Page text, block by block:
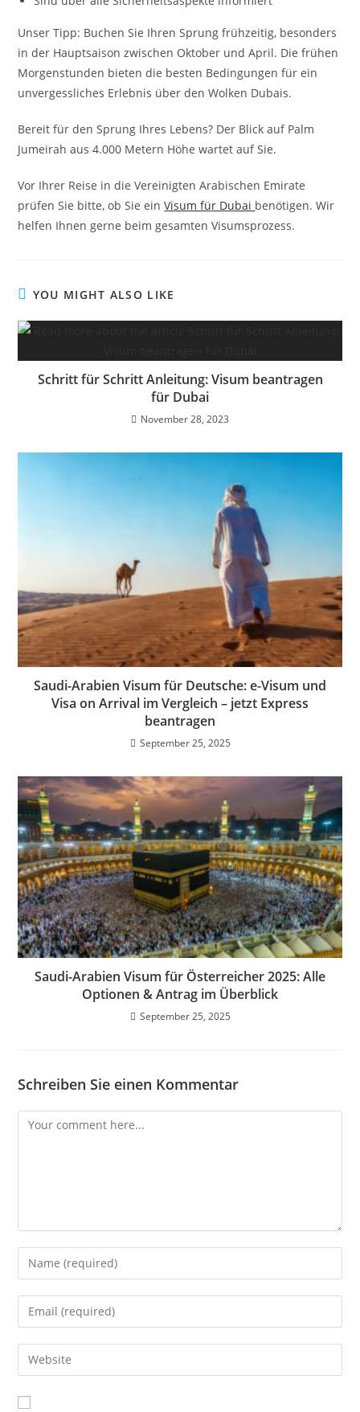
Unser Tipp: Buchen Sie Ihren Sprung frühzeitig, besonders
in der Hauptsaison zwischen Oktober und April. Die frühen
Morgenstunden bieten die besten Bedingungen für ein
unvergessliches Erlebnis über den Wolken Dubais.
Bereit für den Sprung Ihres Lebens? Der Blick auf Palm
Jumeirah aus 4.000 Metern Höhe wartet auf Sie.
Vor Ihrer Reise in die Vereinigten Arabischen Emirate
prüfen Sie bitte, ob Sie einVisum für Dubai benötigen. Wir
helfen Ihnen gerne beim gesamten Visumsprozess.
YOU MIGHT ALSO LIKE
Schritt für Schritt Anleitung: Visum beantragen
für Dubai
November 28, 2023
Saudi-Arabien Visum für Deutsche: e-Visum und
Visa on Arrival im Vergleich – jetzt Express
beantragen
September 25, 2025
Saudi-Arabien Visum für Österreicher 2025: Alle
Optionen & Antrag im Überblick
September 25, 2025
Schreiben Sie einen Kommentar